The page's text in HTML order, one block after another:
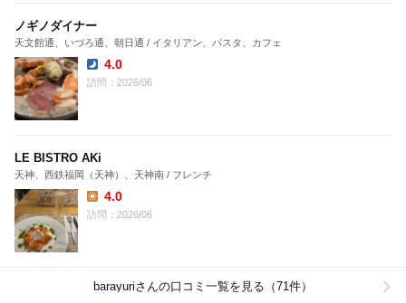
ノギノダイナー
天文館通、いづろ通、朝日通 / イタリアン、パスタ、カフェ
Dinner:
4.0
訪問：2026/06
LE BISTRO AKi
天神、西鉄福岡（天神）、天神南 / フレンチ
Lunch:
4.0
訪問：2026/06
barayuriさんの口コミ一覧を見る（71件）